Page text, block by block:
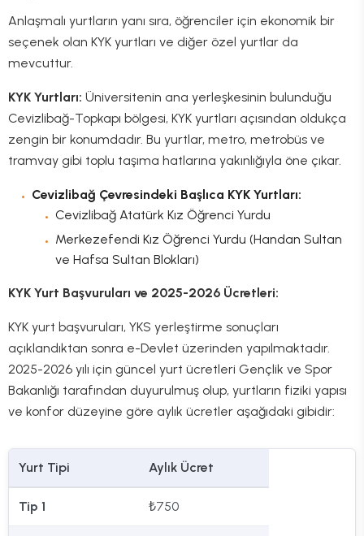
Anlaşmalı yurtların yanı sıra, öğrenciler için ekonomik bir
seçenek olan KYK yurtları ve diğer özel yurtlar da
mevcuttur.
KYK Yurtları: Üniversitenin ana yerleşkesinin bulunduğu
Cevizlibağ-Topkapı bölgesi, KYK yurtları açısından oldukça
zengin bir konumdadır. Bu yurtlar, metro, metrobüs ve
tramvay gibi toplu taşıma hatlarına yakınlığıyla öne çıkar.
Cevizlibağ Çevresindeki Başlıca KYK Yurtları:
Cevizlibağ Atatürk Kız Öğrenci Yurdu
Merkezefendi Kız Öğrenci Yurdu (Handan Sultan
ve Hafsa Sultan Blokları)
KYK Yurt Başvuruları ve 2025-2026 Ücretleri:
KYK yurt başvuruları, YKS yerleştirme sonuçları
açıklandıktan sonra e-Devlet üzerinden yapılmaktadır.
2025-2026 yılı için güncel yurt ücretleri Gençlik ve Spor
Bakanlığı tarafından duyurulmuş olup, yurtların fiziki yapısı
ve konfor düzeyine göre aylık ücretler aşağıdaki gibidir:
Yurt Tipi Aylık Ücret
Tip 1 ₺750